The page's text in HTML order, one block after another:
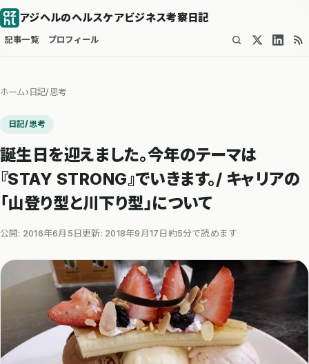
アジヘルのヘルスケアビジネス考察日記
記事一覧 プロフィール
ホーム› 日記/思考
日記/思考
誕生日を迎えました。今年のテーマは
『STAY STRONG』でいきます。/ キャリアの
「山登り型と川下り型」について
公開: 2016年6月5日 更新: 2018年9月17日 約5分で読めます